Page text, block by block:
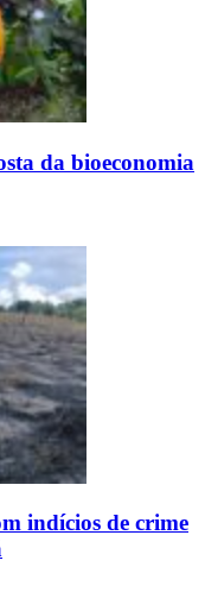
da bioeconomia
indícios de crime